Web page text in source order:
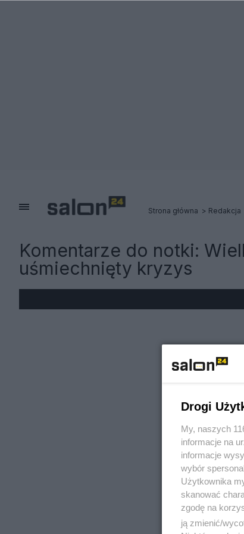
Strona główna Redakcja
Komentarze do notki:
uśmiechnięty kryzys
Drogi
My, naszych
informacje na
informacje
wybór
Użytkownika
skanować
zgodę na
ją zmienić/